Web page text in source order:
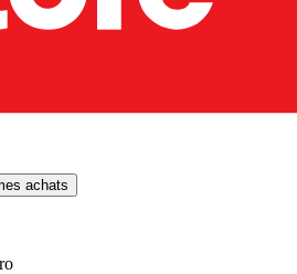
achats